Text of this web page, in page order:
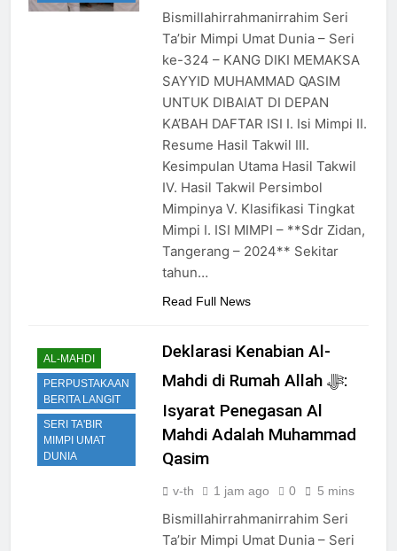
JemaahAllah ﷻ Telah
Menyiapkan “Gua
Ashabul Kahfi” Akhir
Zaman Bagi Para
Helper Muhammad
Qasim, Kuncinya di
Tangan Muhammad
Qasim, Dengan 7
Tokoh Inti Sebagai
Porosnya dan Hanya
Jiwa-jiwa yang Suci
yang Diijinkan Masuk
2 Hari Ago
Sorot Kamera Dunia
akan Tertuju ke Bukit
Lebah : Ketika yang
Tersembunyi Dipaksa
Terang & Sebuah
Barisan yang Diakui,
Solid & Loyal
2 Hari Ago
Identitas Muhammas
Qasim Sebab Calon
Imam Mahdi Masalah
Tertutup dari
Mayoritas Manusia,
Kemuliaannya Jauh
dari Apa yang
Tampak
3 Hari Ago
Ketika Istikharah
Dijawab Lewat Wajah
(kang Diki) : Isyarat
Petunjuk Melalui
Bismillahirrahmanirrahim Seri
Ta’bir Mimpi Umat Dunia – Seri
ke-324 – KANG DIKI MEMAKSA
SAYYID MUHAMMAD QASIM
UNTUK DIBAIAT DI DEPAN
KA’BAH DAFTAR ISI I. Isi Mimpi II.
Resume Hasil Takwil III.
Kesimpulan Utama Hasil Takwil
IV. Hasil Takwil Persimbol
Mimpinya V. Klasifikasi Tingkat
Mimpi I. ISI MIMPI – **Sdr Zidan,
Tangerang – 2024** Sekitar
tahun…
Read Full News
AL-MAHDI
PERPUSTAKAAN
BERITA LANGIT
SERI TA'BIR
MIMPI UMAT
DUNIA
Deklarasi Kenabian Al-
Mahdi di Rumah Allah ﷻ:
Isyarat Penegasan Al
Mahdi Adalah Muhammad
Qasim
v-th 1 jam ago 0 5 mins
Bismillahirrahmanirrahim Seri
Ta’bir Mimpi Umat Dunia – Seri